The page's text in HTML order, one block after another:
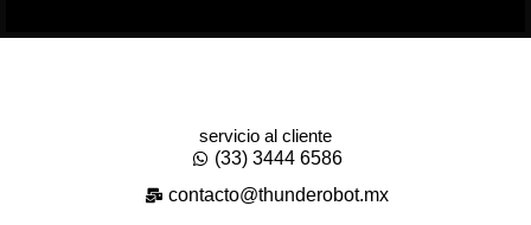
servicio al cliente
(33) 3444 6586
contacto@thunderobot.mx